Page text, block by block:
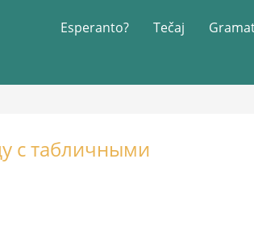
Esperanto? Tečaj
с табличными